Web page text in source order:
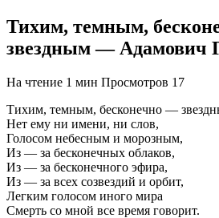
Тихим, темным,
звездным — Адамович
На чтение 1 мин Просмотров 17
Тихим, темным, бесконечно —
Нет ему ни имени, ни слов,
Голосом небесным и морозным,
Из — за бесконечных облаков,
Из — за бесконечного эфира,
Из — за всех созвездий и орбит,
Легким голосом иного мира
Смерть со мной все время говорит.